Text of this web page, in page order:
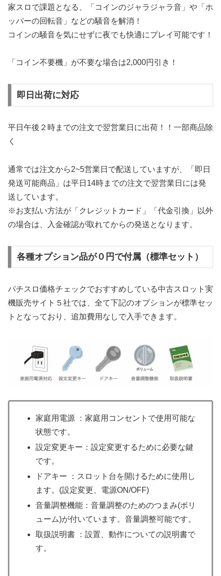
家スロで課題となる、「コインのジャラジャラ音」や「ホ
ッパーの回転音」などの騒音を解消！
コインの騒音を気にせずに夜でも快適にプレイ可能です！
「コイン不要機」が不要な場合は2,000円引き！
即日出荷に対応
平日午後２時までの注文で翌営業日に出荷！！一部商品除
く
通常では注文から2~5営業日で配送していますが、「即日
発送可能商品」は平日14時までの注文で翌営業日には発
送しています。
※お支払い方法が「クレジットカード」「代金引換」以外
の場合は、入金確認が取れてからの発送となります。
各種オプション品が０円で付属（標準セット）
パチスロ価格チェックでおすすめしている中古スロット実
機販売サイト５社では、全て下記のオプションが標準セッ
トとなっており、追加費用なしで入手できます。
家庭用電源 ：家庭用コンセントで使用可能な
状態です。
設定変更キー：設定変更するために必要な鍵
です。
ドアキー ：スロット台を開けるために使用し
ます。(設定変更、電源ON/OFF)
音量調整機能：音量調整のためのつまみ(ボリ
ューム)が付いています。音量調整可能です。
取扱説明書 ：設置、動作についての説明書で
す。